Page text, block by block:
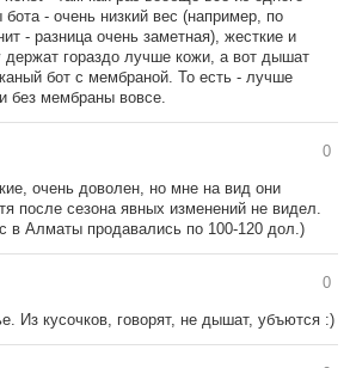
- очень низкий вес (например, по
- разница очень заметная), жесткие и
гораздо лучше кожи, а вот дышат
бот с мембраной. То есть - лучше
без мембраны вовсе.
0
очень доволен, но мне на вид они
после сезона явных изменений не видел.
в Алматы продавались по 100-120 дол.)
0
Из кусочков, говорят, не дышат, убъются :)